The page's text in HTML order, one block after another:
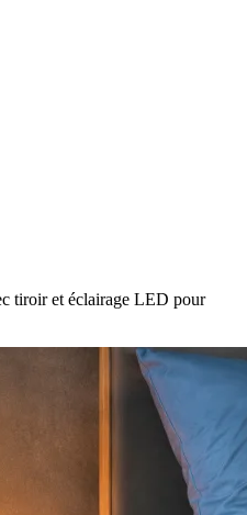
tiroir et éclairage LED pour